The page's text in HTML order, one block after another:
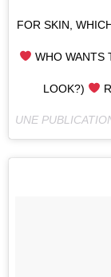
FOR SKIN,
WHO WANTS
LOOK?)